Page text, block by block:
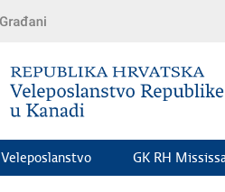
Veleposlanstvo GK RH